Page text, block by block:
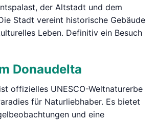
der Altstadt und dem
Stadt vereint historische Gebäude
Leben. Definitiv ein Besuch
Donaudelta
offizielles UNESCO-Weltnaturerbe
für Naturliebhaber. Es bietet
und eine